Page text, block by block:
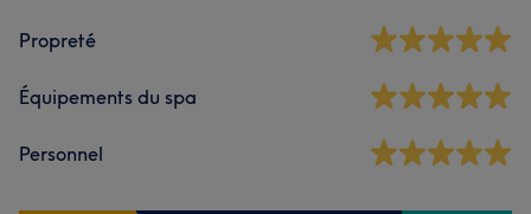
Propreté
Équipements du spa
Personnel